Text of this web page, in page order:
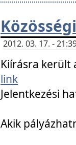
2012. 03. 17. -
Kiírásra került
link
Jelentkezési
Akik